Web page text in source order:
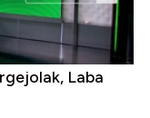
Laba